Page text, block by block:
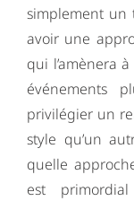
simplement un
avoir une
qui l’amènera
événements
privilégier un
style qu’un
quelle
est